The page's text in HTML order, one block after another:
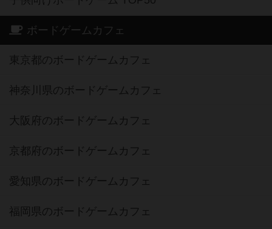
ボードゲームカフェ
東京都のボードゲームカフェ
神奈川県のボードゲームカフェ
大阪府のボードゲームカフェ
京都府のボードゲームカフェ
愛知県のボードゲームカフェ
福岡県のボードゲームカフェ